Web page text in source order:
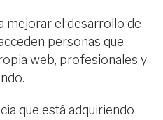
mejorar el desarrollo de
personas que
web, profesionales y
que está adquiriendo